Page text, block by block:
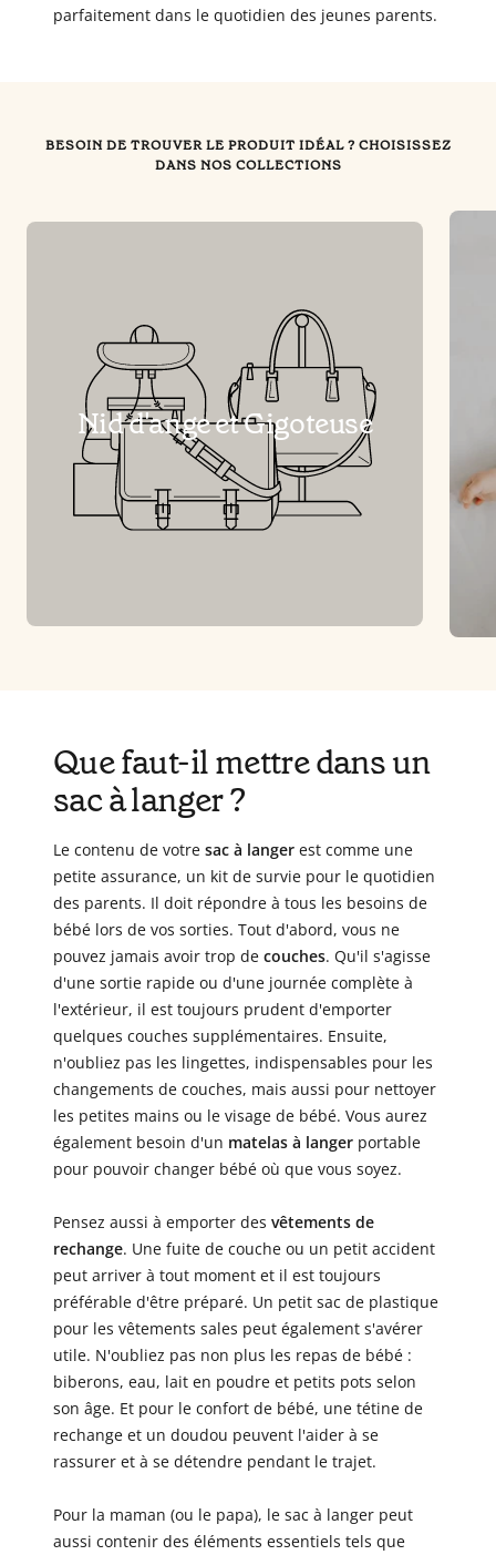
parfaitement dans le quotidien des jeunes parents.
BESOIN DE TROUVER LE PRODUIT IDÉAL ? CHOISISSEZ
DANS NOS COLLECTIONS
Nid d'ange et Gigoteuse
Que faut-il mettre dans un
sac à langer ?
Le contenu de votre sac à langer est comme une
petite assurance, un kit de survie pour le quotidien
des parents. Il doit répondre à tous les besoins de
bébé lors de vos sorties. Tout d'abord, vous ne
pouvez jamais avoir trop de couches. Qu'il s'agisse
d'une sortie rapide ou d'une journée complète à
l'extérieur, il est toujours prudent d'emporter
quelques couches supplémentaires. Ensuite,
n'oubliez pas les lingettes, indispensables pour les
changements de couches, mais aussi pour nettoyer
les petites mains ou le visage de bébé. Vous aurez
également besoin d'un matelas à langer portable
pour pouvoir changer bébé où que vous soyez.
Pensez aussi à emporter des vêtements de
rechange. Une fuite de couche ou un petit accident
peut arriver à tout moment et il est toujours
préférable d'être préparé. Un petit sac de plastique
pour les vêtements sales peut également s'avérer
utile. N'oubliez pas non plus les repas de bébé :
biberons, eau, lait en poudre et petits pots selon
son âge. Et pour le confort de bébé, une tétine de
rechange et un doudou peuvent l'aider à se
rassurer et à se détendre pendant le trajet.
Pour la maman (ou le papa), le sac à langer peut
aussi contenir des éléments essentiels tels que